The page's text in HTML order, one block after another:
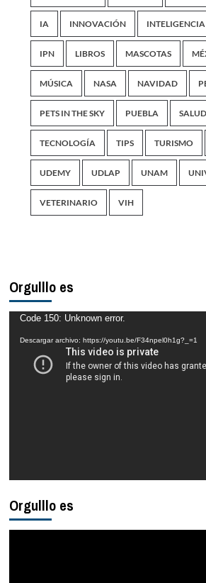
IA INNOVACIÓN
IPN LIBROS MASCOTAS
MÚSICA NASA NAVIDAD
PETS IN THE SKY PUEBLA SALUD
TECNOLOGÍA TIPS TURISMO
UDEMY UDLAP UNAM
VETERINARIO VIH
Orgulllo es
Reproductor
de
Code 150: Unknown error.
Descargar archivo: https://youtu.be/F34npel0h1g?_=1
Orgulllo es